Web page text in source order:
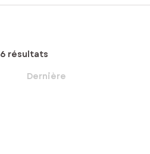
6 résultats
Dernière